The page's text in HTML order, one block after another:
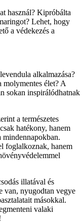
használ? Kipróbálta
Lehet, hogy
a védekezés a
alkalmazása?
élet? A
sokan inspirálódhatnak
a természetes
hatékony, hanem
foglalkoznak, hanem
illatával és
van, nyugodtan vegye
másokkal.
valaki